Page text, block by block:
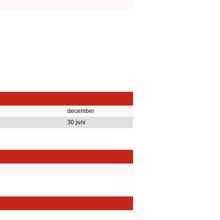
december
30 juni